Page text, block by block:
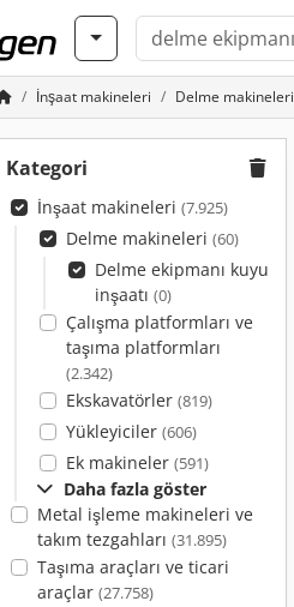
İnşaat makineleri Delme makineleri
Kategori
İnşaat makineleri (7.925)
Delme makineleri (60)
Delme ekipmanı kuyu
inşaatı (0)
Çalışma platformları ve
taşıma platformları
(2.342)
Ekskavatörler (819)
Yükleyiciler (606)
Ek makineler (591)
Daha fazla göster
Metal işleme makineleri ve
takım tezgahları (31.895)
Taşıma araçları ve ticari
araçlar (27.758)